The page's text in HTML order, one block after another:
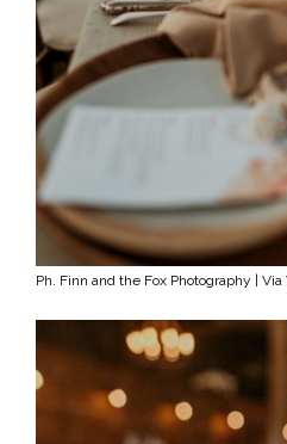
Ph. Finn and the Fox Photography |